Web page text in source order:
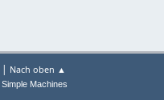
| Nach oben ▲
Simple Machines